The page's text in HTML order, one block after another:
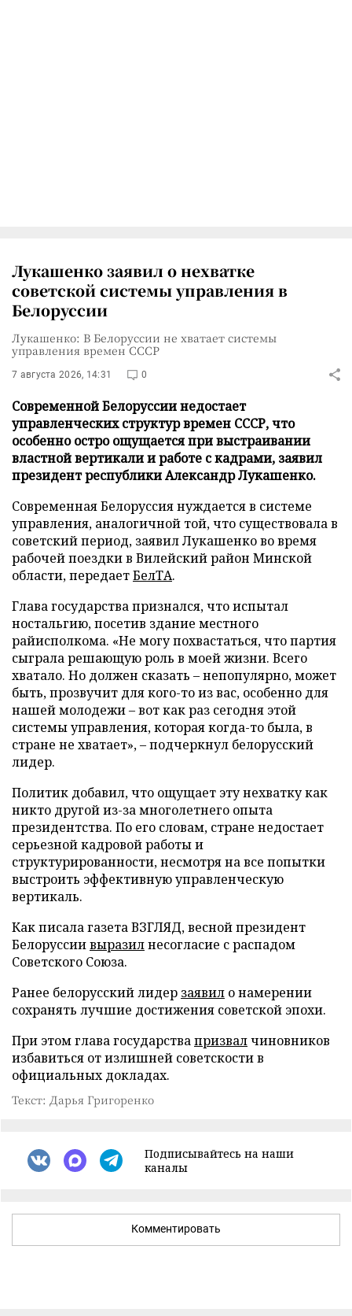
Лукашенко заявил о нехватке
советской системы управления в
Белоруссии
Лукашенко: В Белоруссии не хватает системы
управления времен СССР
7 августа 2026, 14:31 0
Современной Белоруссии недостает
управленческих структур времен СССР, что
особенно остро ощущается при выстраивании
властной вертикали и работе с кадрами, заявил
президент республики Александр Лукашенко.
Современная Белоруссия нуждается в системе
управления, аналогичной той, что существовала в
советский период, заявил Лукашенко во время
рабочей поездки в Вилейский район Минской
области, передаетБелТА.
Глава государства признался, что испытал
ностальгию, посетив здание местного
райисполкома. «Не могу похвастаться, что партия
сыграла решающую роль в моей жизни. Всего
хватало. Но должен сказать – непопулярно, может
быть, прозвучит для кого-то из вас, особенно для
нашей молодежи – вот как раз сегодня этой
системы управления, которая когда-то была, в
стране не хватает», – подчеркнул белорусский
лидер.
Политик добавил, что ощущает эту нехватку как
никто другой из-за многолетнего опыта
президентства. По его словам, стране недостает
серьезной кадровой работы и
структурированности, несмотря на все попытки
выстроить эффективную управленческую
вертикаль.
Как писала газета ВЗГЛЯД, весной президент
Белоруссиивыразилнесогласие с распадом
Советского Союза.
Ранее белорусский лидер заявил о намерении
сохранять лучшие достижения советской эпохи.
При этом глава государствапризвалчиновников
избавиться от излишней советскости в
официальных докладах.
Текст: Дарья Григоренко
Подписывайтесь на наши
каналы
Комментировать